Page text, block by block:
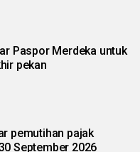
Paspor Merdeka untuk
pekan
pemutihan pajak
September 2026